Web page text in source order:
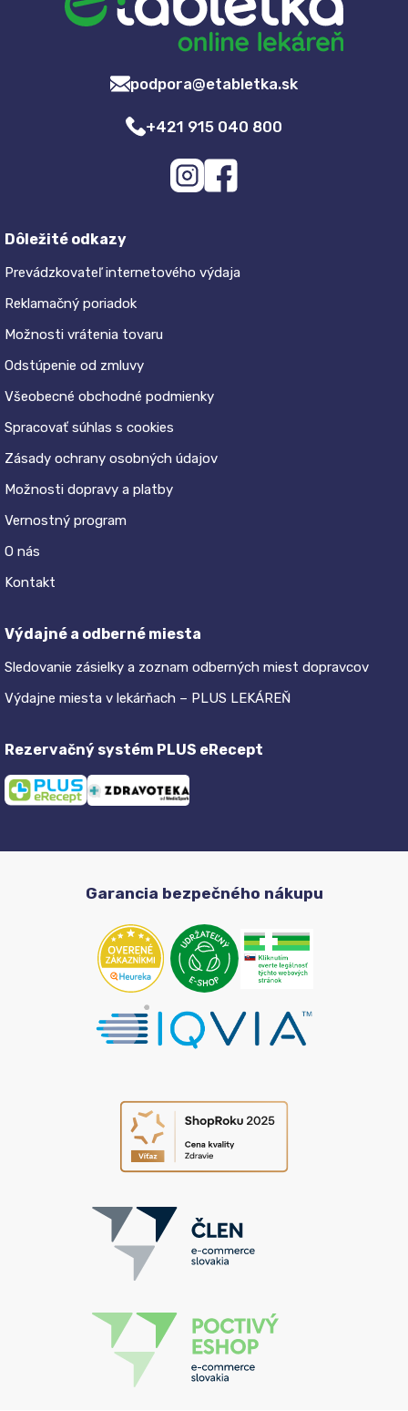
podpora@etabletka.sk
+421 915 040 800
Dôležité odkazy
Prevádzkovateľ internetového výdaja
Reklamačný poriadok
Možnosti vrátenia tovaru
Odstúpenie od zmluvy
Všeobecné obchodné podmienky
Spracovať súhlas s cookies
Zásady ochrany osobných údajov
Možnosti dopravy a platby
Vernostný program
O nás
Kontakt
Výdajné a odberné miesta
Sledovanie zásielky a zoznam odberných miest dopravcov
Výdajne miesta v lekárňach – PLUS LEKÁREŇ
Rezervačný systém PLUS eRecept
Garancia bezpečného nákupu